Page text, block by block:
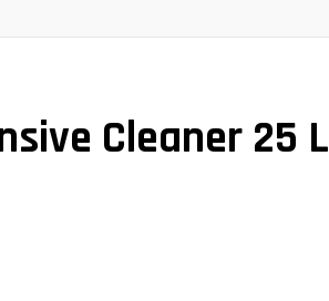
Cleaner 25 L